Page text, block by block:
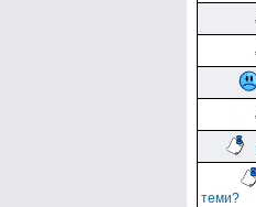
теми?